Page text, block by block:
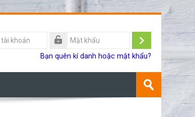
Đăng
Bạn quên kí danh hoặc mật khẩu?
khoá
Gửi